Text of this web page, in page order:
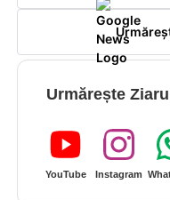
Urmărește
YouTube Instagram